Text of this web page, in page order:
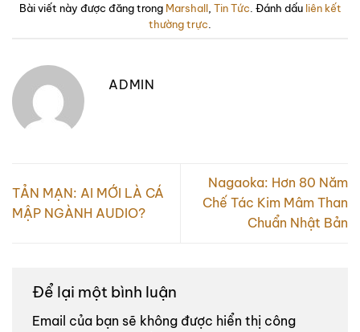
Bài viết này được đăng trong Marshall, Tin Tức . Đánh dấu liên kết
thường trực
ADMIN
TẢN MẠN: AI MỚI LÀ CÁ
MẬP NGÀNH AUDIO?
Nagaoka: Hơn 80 Năm
Chế Tác Kim Mâm Than
Chuẩn Nhật Bản
Để lại một bình luận
Email của bạn sẽ không được hiển thị công